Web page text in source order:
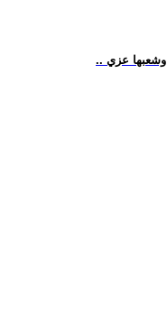
وشعبها عزي